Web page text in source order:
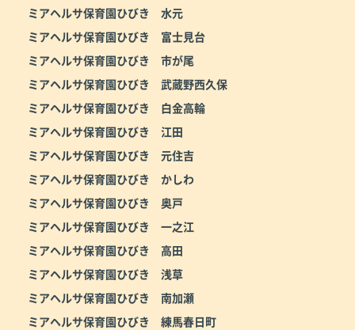
ミアヘルサ保育園ひびき 水元
ミアヘルサ保育園ひびき 富士見台
ミアヘルサ保育園ひびき 市が尾
ミアヘルサ保育園ひびき 武蔵野西久保
ミアヘルサ保育園ひびき 白金高輪
ミアヘルサ保育園ひびき 江田
ミアヘルサ保育園ひびき 元住吉
ミアヘルサ保育園ひびき かしわ
ミアヘルサ保育園ひびき 奥戸
ミアヘルサ保育園ひびき 一之江
ミアヘルサ保育園ひびき 高田
ミアヘルサ保育園ひびき 浅草
ミアヘルサ保育園ひびき 南加瀬
ミアヘルサ保育園ひびき 練馬春日町